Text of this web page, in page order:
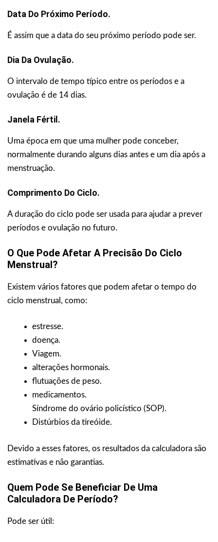
Data Do Próximo Período.
É assim que a data do seu próximo período pode ser.
Dia Da Ovulação.
O intervalo de tempo típico entre os períodos e a
ovulação é de 14 dias.
Janela Fértil.
Uma época em que uma mulher pode conceber,
normalmente durando alguns dias antes e um dia após a
menstruação.
Comprimento Do Ciclo.
A duração do ciclo pode ser usada para ajudar a prever
períodos e ovulação no futuro.
O Que Pode Afetar A Precisão Do Ciclo
Menstrual?
Existem vários fatores que podem afetar o tempo do
ciclo menstrual, como:
estresse.
doença.
Viagem.
alterações hormonais.
flutuações de peso.
medicamentos.
Síndrome do ovário policístico (SOP).
Distúrbios da tireóide.
Devido a esses fatores, os resultados da calculadora são
estimativas e não garantias.
Quem Pode Se Beneficiar De Uma
Calculadora De Período?
Pode ser útil: